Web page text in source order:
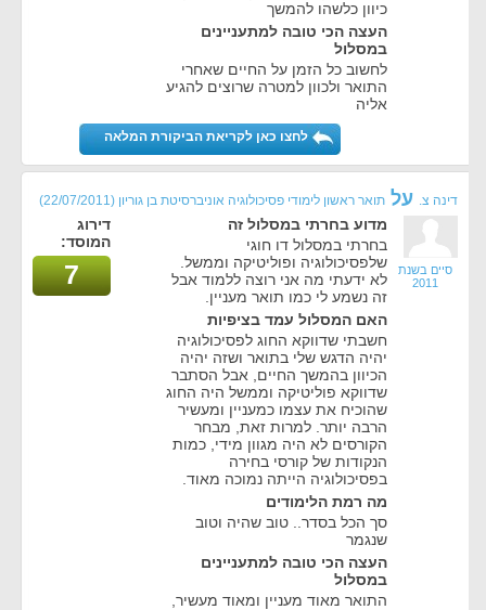
כיוון כלשהו להמשך
העצה הכי טובה למתעניינים
במסלול
לחשוב כל הזמן על החיים שאחרי
התואר ולכוון למטרה שרוצים להגיע
אליה
לחצו כאן לקריאת הביקורת המלאה
דינה צ. על תואר ראשון לימודי פסיכולוגיה אוניברסיטת בן גוריון (22/07/2011)
סיים בשנת
2011
מדוע בחרתי במסלול זה
בחרתי במסלול דו חוגי
שלפסיכולוגיה ופוליטיקה וממשל.
לא ידעתי מה אני רוצה ללמוד אבל
זה נשמע לי כמו תואר מעניין.
האם המסלול עמד בציפיות
חשבתי שדווקא החוג לפסיכולוגיה
יהיה הדגש שלי בתואר ושזה יהיה
הכיוון בהמשך החיים, אבל הסתבר
שדווקא פוליטיקה וממשל היה החוג
שהוכיח את עצמו כמעניין ומעשיר
הרבה יותר. למרות זאת, מבחר
הקורסים לא היה מגוון מידי, כמות
הנקודות של קורסי בחירה
בפסיכולוגיה הייתה נמוכה מאוד.
מה רמת הלימודים
סך הכל בסדר.. טוב שהיה וטוב
שנגמר
העצה הכי טובה למתעניינים
במסלול
התואר מאוד מעניין ומאוד מעשיר,
דירוג
המוסד:
7